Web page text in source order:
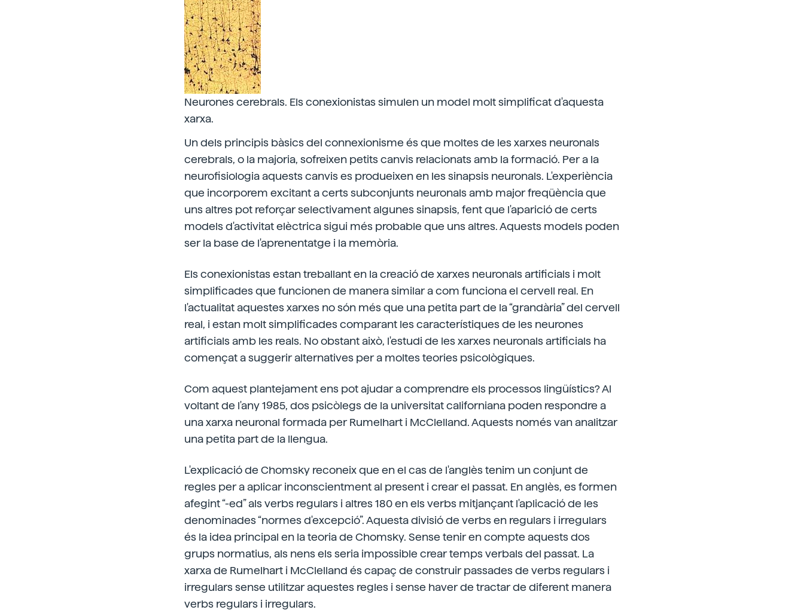
Neurones cerebrals. Els conexionistas simulen un model molt simplificat d'aquesta
xarxa.
Un dels principis bàsics del connexionisme és que moltes de les xarxes neuronals
cerebrals, o la majoria, sofreixen petits canvis relacionats amb la formació. Per a la
neurofisiologia aquests canvis es produeixen en les sinapsis neuronals. L'experiència
que incorporem excitant a certs subconjunts neuronals amb major freqüència que
uns altres pot reforçar selectivament algunes sinapsis, fent que l'aparició de certs
models d'activitat elèctrica sigui més probable que uns altres. Aquests models poden
ser la base de l'aprenentatge i la memòria.
Els conexionistas estan treballant en la creació de xarxes neuronals artificials i molt
simplificades que funcionen de manera similar a com funciona el cervell real. En
l'actualitat aquestes xarxes no són més que una petita part de la “grandària” del cervell
real, i estan molt simplificades comparant les característiques de les neurones
artificials amb les reals. No obstant això, l'estudi de les xarxes neuronals artificials ha
començat a suggerir alternatives per a moltes teories psicològiques.
Com aquest plantejament ens pot ajudar a comprendre els processos lingüístics? Al
voltant de l'any 1985, dos psicòlegs de la universitat californiana poden respondre a
una xarxa neuronal formada per Rumelhart i McClelland. Aquests només van analitzar
una petita part de la llengua.
L'explicació de Chomsky reconeix que en el cas de l'anglès tenim un conjunt de
regles per a aplicar inconscientment al present i crear el passat. En anglès, es formen
afegint “-ed” als verbs regulars i altres 180 en els verbs mitjançant l'aplicació de les
denominades “normes d'excepció”. Aquesta divisió de verbs en regulars i irregulars
és la idea principal en la teoria de Chomsky. Sense tenir en compte aquests dos
grups normatius, als nens els seria impossible crear temps verbals del passat. La
xarxa de Rumelhart i McClelland és capaç de construir passades de verbs regulars i
irregulars sense utilitzar aquestes regles i sense haver de tractar de diferent manera
verbs regulars i irregulars.